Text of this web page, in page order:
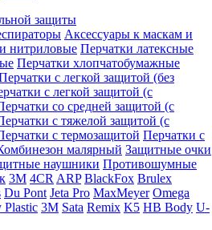
защиты
Аксессуары к маскам и
нитриловые Перчатки латексные
Перчатки хлопчатобумажные
с легкой защитой (без
с легкой защитой (с
со средней защитой (с
с тяжелой защитой (с
с термозащитой Перчатки с
малярный Защитные очки
наушники Противошумные
3M 4CR ARP BlackFox Brulex
Du Pont Jeta Pro MaxMeyer Omega
Plastic 3M Sata Remix K5 HB Body U-